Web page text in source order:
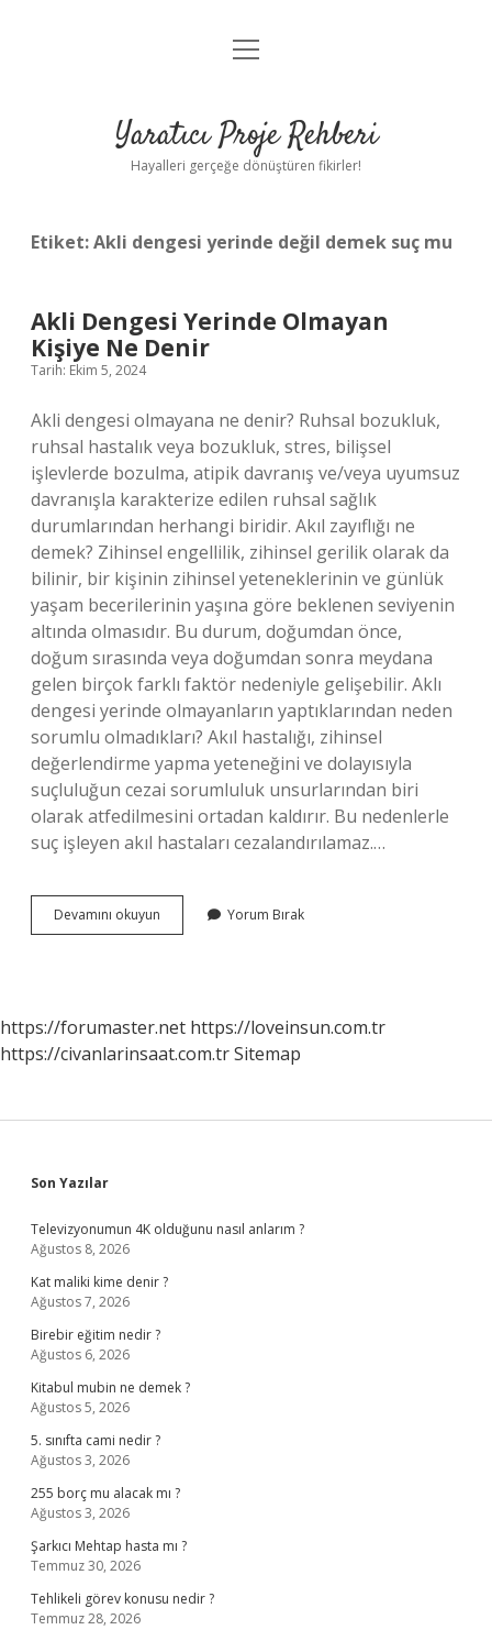
Anasayfa
Yasal Uyarı
menüyü
Yaratıcı Proje Rehberi
Hayalleri gerçeğe dönüştüren fikirler!
Etiket:Akli dengesi yerinde değil demek suç mu
Akli Dengesi Yerinde Olmayan
Kişiye Ne Denir
Tarih: Ekim 5, 2024
Akli dengesi olmayana ne denir? Ruhsal bozukluk,
ruhsal hastalık veya bozukluk, stres, bilişsel
işlevlerde bozulma, atipik davranış ve/veya uyumsuz
davranışla karakterize edilen ruhsal sağlık
durumlarından herhangi biridir. Akıl zayıflığı ne
demek? Zihinsel engellilik, zihinsel gerilik olarak da
bilinir, bir kişinin zihinsel yeteneklerinin ve günlük
yaşam becerilerinin yaşına göre beklenen seviyenin
altında olmasıdır. Bu durum, doğumdan önce,
doğum sırasında veya doğumdan sonra meydana
gelen birçok farklı faktör nedeniyle gelişebilir. Aklı
dengesi yerinde olmayanların yaptıklarından neden
sorumlu olmadıkları? Akıl hastalığı, zihinsel
değerlendirme yapma yeteneğini ve dolayısıyla
suçluluğun cezai sorumluluk unsurlarından biri
olarak atfedilmesini ortadan kaldırır. Bu nedenlerle
suç işleyen akıl hastaları cezalandırılamaz.…
Devamını okuyun
Dengesi
Denir
Yorum Bırak
https://forumaster.net https://loveinsun.com.tr
https://civanlarinsaat.com.trSitemap
Sidebar
Son Yazılar
Televizyonumun 4K olduğunu nasıl anlarım ?
Ağustos 8, 2026
Kat maliki kime denir ?
Ağustos 7, 2026
Birebir eğitim nedir ?
Ağustos 6, 2026
Kitabul mubin ne demek ?
Ağustos 5, 2026
5. sınıfta cami nedir ?
Ağustos 3, 2026
255 borç mu alacak mı ?
Ağustos 3, 2026
Şarkıcı Mehtap hasta mı ?
Temmuz 30, 2026
Tehlikeli görev konusu nedir ?
Temmuz 28, 2026